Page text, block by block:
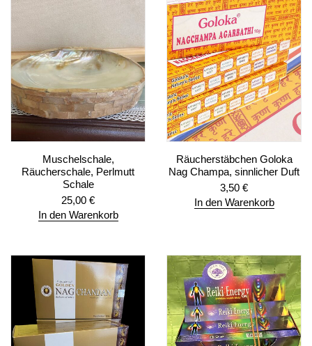
Muschelschale,
Räucherschale, Perlmutt
Schale
25,00 €
In den Warenkorb
Räucherstäbchen Goloka
Nag Champa, sinnlicher Duft
3,50 €
In den Warenkorb